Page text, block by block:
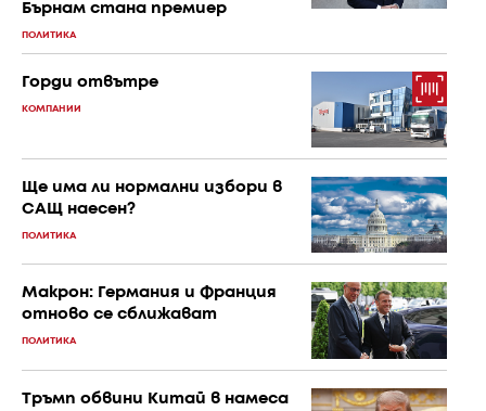
Бърнам стана премиер
ПОЛИТИКА
Горди отвътре
КОМПАНИИ
Ще има ли нормални избори в
САЩ наесен?
ПОЛИТИКА
Макрон: Германия и Франция
отново се сближават
ПОЛИТИКА
Тръмп обвини Китай в намеса